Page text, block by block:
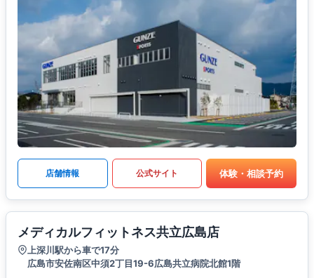
店舗情報 公式サイト 体験・相談予約
メディカルフィットネス共立広島店
上深川駅から車で17分
広島市安佐南区中須2丁目19-6広島共立病院北館1階